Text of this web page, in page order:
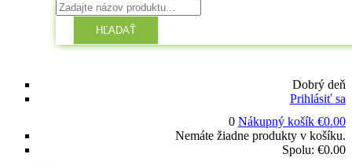
HĽADAŤ
Dobrý deň
Prihlásiť sa
0 Nákupný košík €0.00
Nemáte žiadne produkty v košíku.
Spolu: €0.00